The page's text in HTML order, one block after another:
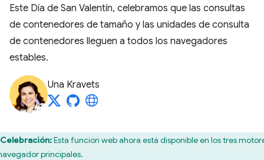
Este Día de San Valentín, celebramos que las consultas
de contenedores de tamaño y las unidades de consulta
de contenedores lleguen a todos los navegadores
estables.
Una Kravets
Celebración:Esta función web ahora está disponible en los tres
principales.